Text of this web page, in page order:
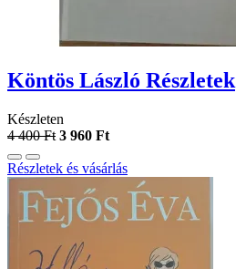
Köntös László Részletek
Készleten
4 400 Ft 3 960 Ft
Részletek és vásárlás